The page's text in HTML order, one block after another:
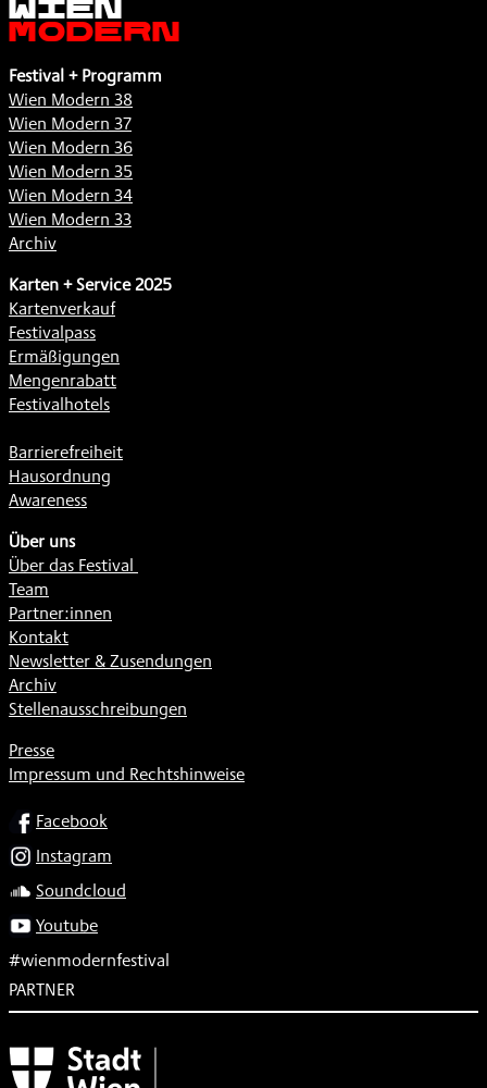
Modern
Festival + Programm
Wien Modern 38
Wien Modern 37
Wien Modern 36
Wien Modern 35
Wien Modern 34
Wien Modern 33
Archiv
Karten + Service 2025
Kartenverkauf
Festivalpass
Ermäßigungen
Mengenrabatt
Festivalhotels
Barrierefreiheit
Hausordnung
Awareness
Über uns
Über das Festival
Team
Partner:innen
Kontakt
Newsletter & Zusendungen
Archiv
Stellenausschreibungen
Presse
Impressum und Rechtshinweise
SOCIALFacebook
Instagram
Soundcloud
Youtube
#wienmodernfestival
PARTNER
Subventionsgeber